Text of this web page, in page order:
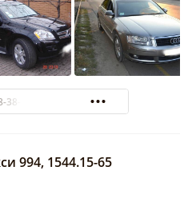
38-38 callback
994, 1544.15-65